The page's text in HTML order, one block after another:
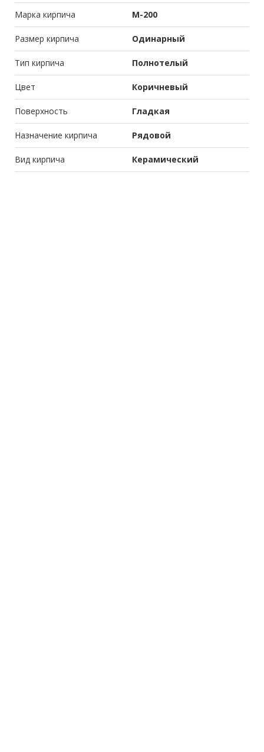
Марка кирпича М-200
Размер кирпича Одинарный
Тип кирпича Полнотелый
Цвет Коричневый
Поверхность Гладкая
Назначение кирпича Рядовой
Вид кирпича Керамический